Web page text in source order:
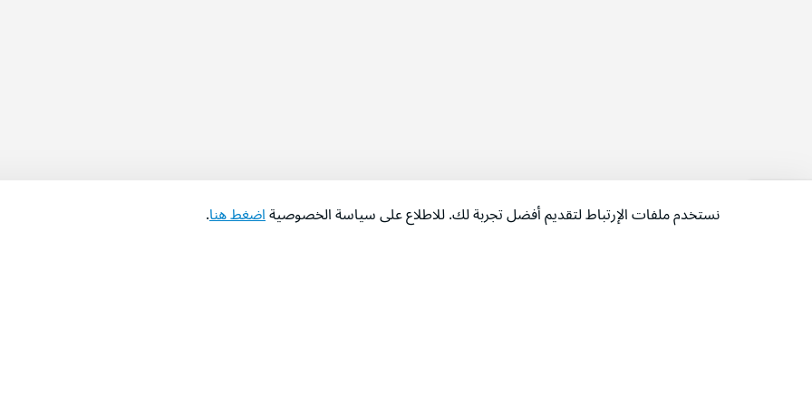
نستخدم ملفات الإرتباط لتقديم أفضل تجربة لك. للاطلاع على سياسة الخصوصيةاضغط هنا.